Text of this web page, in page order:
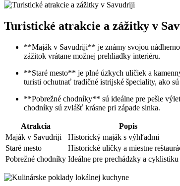
Turistické atrakcie a zážitky v
**Maják v Savudriji** je známy svojou
zážitok vrátane možnej prehliadky interiéru.
**Staré mesto** je plné úzkych uličiek a
turisti ochutnať tradičné istrijské špeciality, ako
**Pobrežné chodníky** sú ideálne pre pešie
chodníky sú zvlášť krásne pri západe slnka.
Atrakcia Popis
Maják v Savudriji
Historický maják s výhľadmi
Staré mesto
Historické uličky a miestne
Pobrežné chodníky Ideálne pre prechádzky a cyklistiku